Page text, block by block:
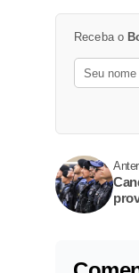
Receba o